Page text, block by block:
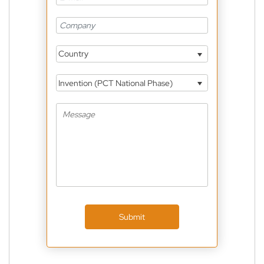
Country
Invention (PCT National Phase)
Submit